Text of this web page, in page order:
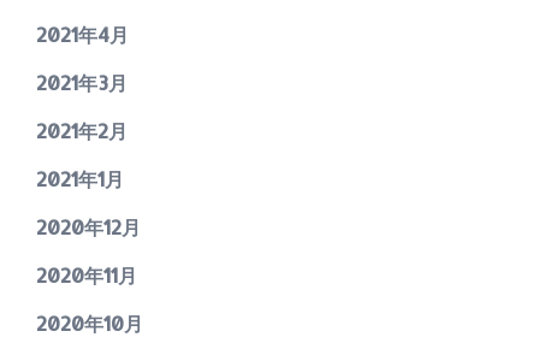
2021年4月
2021年3月
2021年2月
2021年1月
2020年12月
2020年11月
2020年10月